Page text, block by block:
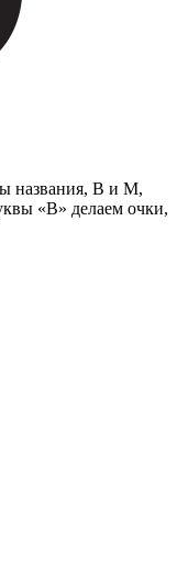
названия, B и M,
«В» делаем очки,